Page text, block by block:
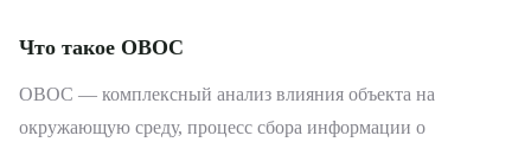
Что такое ОВОС
ОВОС — комплексный анализ влияния объекта на
окружающую среду, процесс сбора информации о